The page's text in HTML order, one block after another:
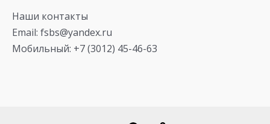
Наши контакты
Email: fsbs@yandex.ru
Мобильный: +7 (3012) 45-46-63